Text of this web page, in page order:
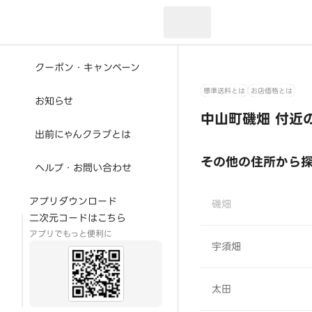
クーポン・キャンペーン
お知らせ
出前にゃんクラブとは
ヘルプ・お問い合わせ
アプリダウンロード
二次元コードはこちら
アプリでもっと便利に
標準送料とは お店価格とは
中山町磯畑 付近
その他の住所から
磯畑
宇須畑
太田